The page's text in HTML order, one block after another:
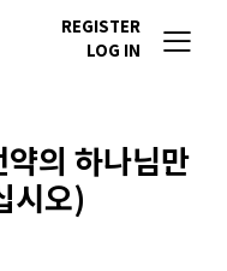
REGISTER
LOG IN
의 하나님만
시오)